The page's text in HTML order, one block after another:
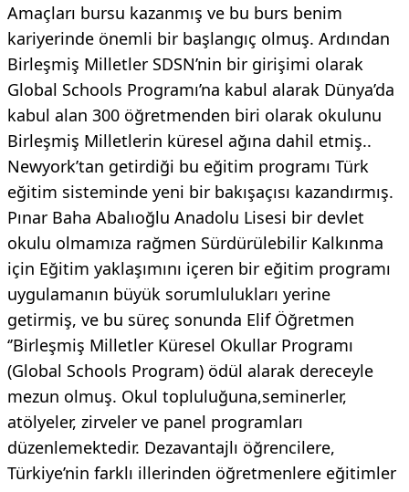
Amaçları bursu kazanmış ve bu burs benim
kariyerinde önemli bir başlangıç olmuş. Ardından
Birleşmiş Milletler SDSN’nin bir girişimi olarak
Global Schools Programı’na kabul alarak Dünya’da
kabul alan 300 öğretmenden biri olarak okulunu
Birleşmiş Milletlerin küresel ağına dahil etmiş..
Newyork’tan getirdiği bu eğitim programı Türk
eğitim sisteminde yeni bir bakışaçısı kazandırmış.
Pınar Baha Abalıoğlu Anadolu Lisesi bir devlet
okulu olmamıza rağmen Sürdürülebilir Kalkınma
için Eğitim yaklaşımını içeren bir eğitim programı
uygulamanın büyük sorumlulukları yerine
getirmiş, ve bu süreç sonunda Elif Öğretmen
‘’Birleşmiş Milletler Küresel Okullar Programı
(Global Schools Program) ödül alarak dereceyle
mezun olmuş. Okul topluluğuna,seminerler,
atölyeler, zirveler ve panel programları
düzenlemektedir. Dezavantajlı öğrencilere,
Türkiye’nin farklı illerinden öğretmenlere eğitimler